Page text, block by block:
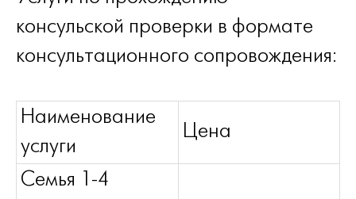
консульской проверки в формате
консультационного сопровождения:
Наименование
услуги
Цена
Семья 1-4